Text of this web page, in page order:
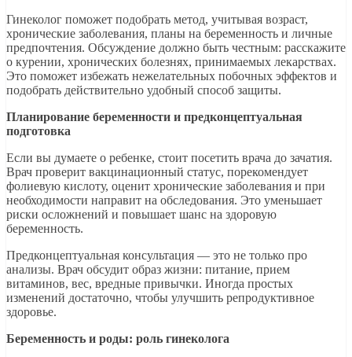
Гинеколог поможет подобрать метод, учитывая возраст,
хронические заболевания, планы на беременность и личные
предпочтения. Обсуждение должно быть честным: расскажите
о курении, хронических болезнях, принимаемых лекарствах.
Это поможет избежать нежелательных побочных эффектов и
подобрать действительно удобный способ защиты.
Планирование беременности и предконцептуальная
подготовка
Если вы думаете о ребенке, стоит посетить врача до зачатия.
Врач проверит вакцинационный статус, порекомендует
фолиевую кислоту, оценит хронические заболевания и при
необходимости направит на обследования. Это уменьшает
риски осложнений и повышает шанс на здоровую
беременность.
Предконцептуальная консультация — это не только про
анализы. Врач обсудит образ жизни: питание, прием
витаминов, вес, вредные привычки. Иногда простых
изменений достаточно, чтобы улучшить репродуктивное
здоровье.
Беременность и роды: роль гинеколога